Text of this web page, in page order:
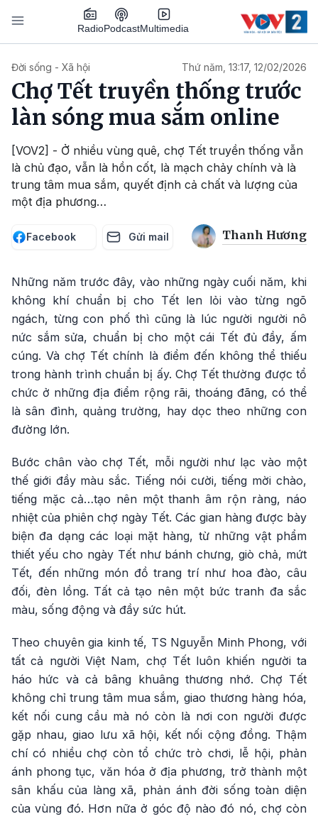
Nhảy đến nội dung
RadioPodcastMultimedia
Đời sống - Xã hội Thứ năm, 13:17, 12/02/2026
Chợ Tết truyền thống trước
làn sóng mua sắm online
[VOV2] - Ở nhiều vùng quê, chợ Tết truyền thống vẫn
là chủ đạo, vẫn là hồn cốt, là mạch chảy chính và là
trung tâm mua sắm, quyết định cả chất và lượng của
một địa phương…
Facebook Gửi mail Thanh Hương
Những năm trước đây, vào những ngày cuối năm, khi
không khí chuẩn bị cho Tết len lỏi vào từng ngõ
ngách, từng con phố thì cũng là lúc người người nô
nức sắm sửa, chuẩn bị cho một cái Tết đủ đầy, ấm
cúng. Và chợ Tết chính là điểm đến không thể thiếu
trong hành trình chuẩn bị ấy. Chợ Tết thường được tổ
chức ở những địa điểm rộng rãi, thoáng đãng, có thể
là sân đình, quảng trường, hay dọc theo những con
đường lớn.
Bước chân vào chợ Tết, mỗi người như lạc vào một
thế giới đầy màu sắc. Tiếng nói cười, tiếng mời chào,
tiếng mặc cả…tạo nên một thanh âm rộn ràng, náo
nhiệt của phiên chợ ngày Tết. Các gian hàng được bày
biện đa dạng các loại mặt hàng, từ những vật phẩm
thiết yếu cho ngày Tết như bánh chưng, giò chả, mứt
Tết, đến những món đồ trang trí như hoa đào, câu
đối, đèn lồng. Tất cả tạo nên một bức tranh đa sắc
màu, sống động và đầy sức hút.
Theo chuyên gia kinh tế, TS Nguyễn Minh Phong, với
tất cả người Việt Nam, chợ Tết luôn khiến người ta
háo hức và cả bâng khuâng thương nhớ. Chợ Tết
không chỉ trung tâm mua sắm, giao thương hàng hóa,
kết nối cung cầu mà nó còn là nơi con người được
gặp nhau, giao lưu xã hội, kết nối cộng đồng. Thậm
chí có nhiều chợ còn tổ chức trò chơi, lễ hội, phản
ánh phong tục, văn hóa ở địa phương, trở thành một
sân khấu của làng xã, phản ánh đời sống toàn diện
của vùng đó. Hơn nữa ở góc độ nào đó nó, chợ còn